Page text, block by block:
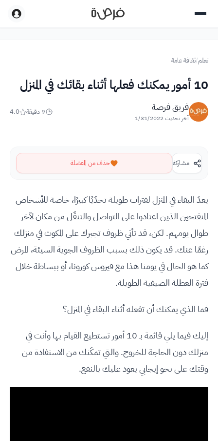
تعلم/ثقافة عامة
10 أمور يمكنك فعلها أثناء بقائك في المنزل
فريق فرصة
آخر تحديث1/31/2022
9 دقيقة 4.0
مشاركة حذف من المفضلة
يعدّ البقاء في المنزل لفترات طويلة تحدّيًا كبيرًا، خاصة للأشخاص
المنفتحين الذين اعتادوا على التواصل والتنقّل من مكان لآخر
طوال يومهم. لكن، قد تأتي ظروف تجبرك على المكوث في منزلك
رغمًا عنك. قد يكون ذلك بسبب الظروف الجوية السيئة، المرض
كما هو الحال في يومنا هذا مع فيروس كورونا، أو ببساطة خلال
فترة العطلة الصيفية الطويلة.
فما الذي يمكنك أن تفعله أثناء البقاء في المنزل؟
إليك فيما يلي قائمة بـ 10 أمور تستطيع القيام بها وأنت في
منزلك دون الحاجة للخروج. والتي تمكّنك من الاستفادة من
وقتك على نحو إيجابي يعود عليك بالنفع.